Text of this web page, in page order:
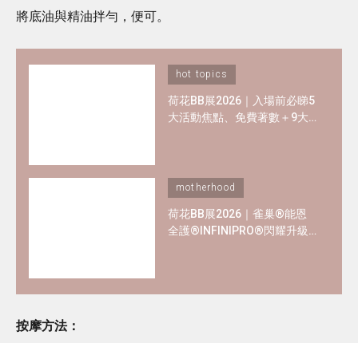
將底油與精油拌勻，便可。
hot topics
荷花BB展2026｜入場前必睇5
大活動焦點、免費著數＋9大
motherhood
荷花BB展2026｜雀巢®能恩
全護®INFINIPRO®閃耀升級
按摩方法：